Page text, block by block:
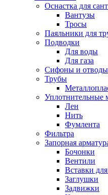
Оснастка для
Вантузы
Тросы
Паяльники для
Подводки
Для воды
Для газа
Сифоны и отводы
Трубы
Уплотнительные
Лен
Нить
Фумлента
Фильтра
Запорная
Бочонки
Вентили
Вставки
Заглушки
Задвижки